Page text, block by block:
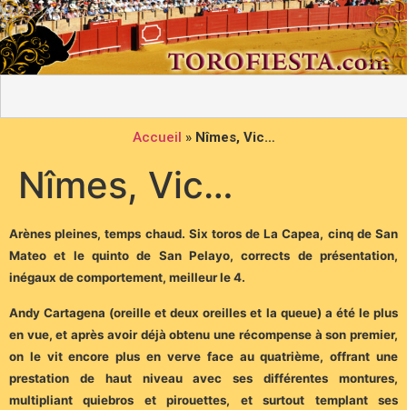
Accueil » Nîmes, Vic…
Nîmes, Vic…
Arènes pleines, temps chaud. Six toros de La Capea, cinq de San
Mateo et le quinto de San Pelayo, corrects de présentation,
inégaux de comportement, meilleur le 4.
Andy Cartagena (oreille et deux oreilles et la queue) a été le plus
en vue, et après avoir déjà obtenu une récompense à son premier,
on le vit encore plus en verve face au quatrième, offrant une
prestation de haut niveau avec ses différentes montures,
multipliant quiebros et pirouettes, et surtout templant ses